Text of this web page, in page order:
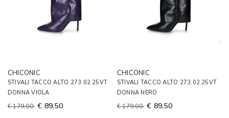
CHICONIC
STIVALI TACCO ALTO 273.02.25VT
DONNA VIOLA
€ 179,00 € 89,50
CHICONIC
STIVALI TACCO ALTO 273.02.25VT
DONNA NERO
€ 179,00 € 89,50